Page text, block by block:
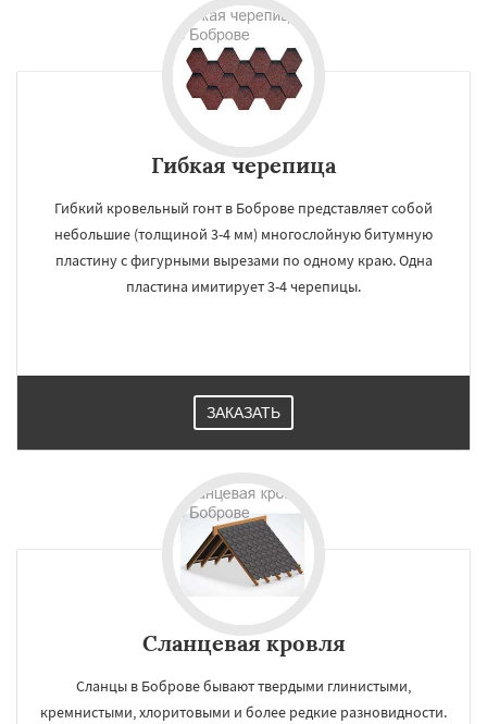
Гибкая черепица
Гибкий кровельный гонт в Боброве представляет собой
небольшие (толщиной 3-4 мм) многослойную битумную
пластину с фигурными вырезами по одному краю. Одна
пластина имитирует 3-4 черепицы.
ЗАКАЗАТЬ
Сланцевая кровля
Сланцы в Боброве бывают твердыми глинистыми,
кремнистыми, хлоритовыми и более редкие разновидности.